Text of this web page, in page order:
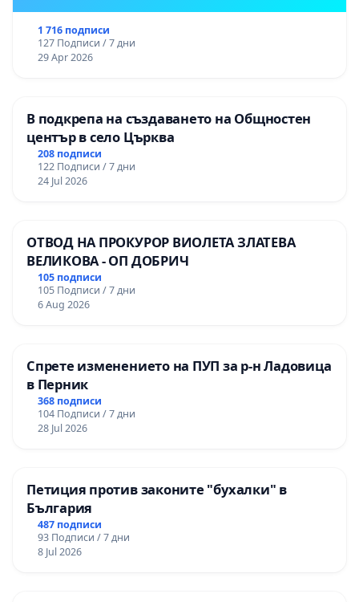
1 716 подписи
127 Подписи / 7 дни
29 Apr 2026
В подкрепа на създаването на Общностен
център в село Църква
208 подписи
122 Подписи / 7 дни
24 Jul 2026
ОТВОД НА ПРОКУРОР ВИОЛЕТА ЗЛАТЕВА
ВЕЛИКОВА - ОП ДОБРИЧ
105 подписи
105 Подписи / 7 дни
6 Aug 2026
Спрете изменението на ПУП за р-н Ладовица
в Перник
368 подписи
104 Подписи / 7 дни
28 Jul 2026
Петиция против законите "бухалки" в
България
487 подписи
93 Подписи / 7 дни
8 Jul 2026